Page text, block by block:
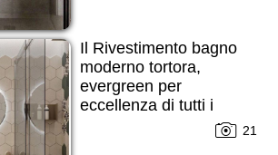
Il Rivestimento bagno
moderno tortora,
evergreen per
eccellenza di tutti i
21